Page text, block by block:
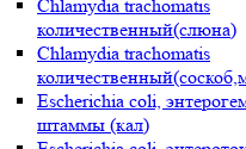
Chlamydia trachomatis
количественный(слюна)
Chlamydia trachomatis
Escherichia coli,
штаммы (кал)